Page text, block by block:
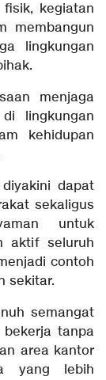
kegiatan
membangun
lingkungan
menjaga
lingkungan
kehidupan
dapat
sekaligus
untuk
aktif seluruh
contoh
sekitar.
semangat
tanpa
area kantor
yang lebih